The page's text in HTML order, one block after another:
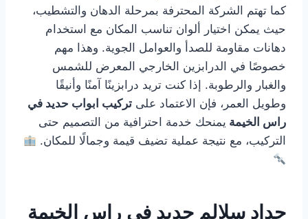
كما تهتم الشركة المحترفة بمرحلة الدهان والتشطيب،
حيث يمكن اختيار ألوان تناسب المكان مع استخدام
دهانات مقاومة للصدأ والعوامل الجوية. وهذا مهم
خصوصًا في الدرابزين الخارجي المعرض للشمس
والغبار والرطوبة. إذا كنت تريد درابزينًا آمنًا وأنيقًا
وطويل العمر، فإن الاعتماد على تركيب ابواب حديد في
راس الخيمة يمنحك خدمة احترافية من التصميم حتى
التركيب، مع نتيجة عملية تضيف قيمة وجمالًا للمكان.
حداد سلالم حديد في راس الخيمة